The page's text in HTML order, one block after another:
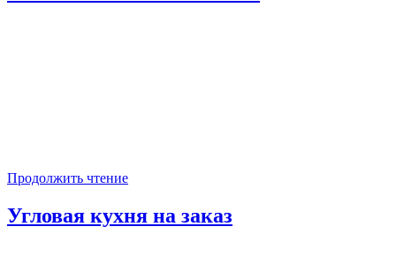
Продолжить чтение
Угловая кухня на заказ